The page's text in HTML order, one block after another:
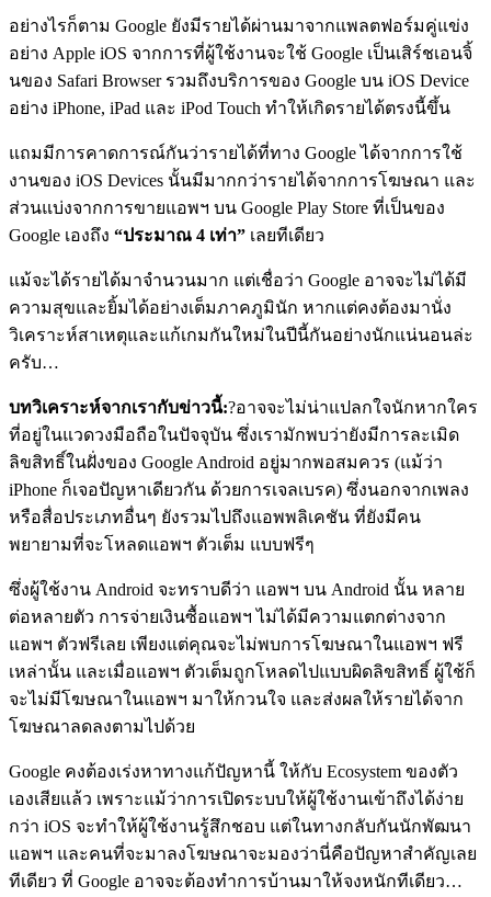
อย่างไรก็ตาม Google ยังมีรายได้ผ่านมาจากแพลตฟอร์มคู่แข่ง
อย่าง Apple iOS จากการที่ผู้ใช้งานจะใช้ Google เป็นเสิร์ชเอนจิ้
นของ Safari Browser รวมถึงบริการของ Google บน iOS Device
อย่าง iPhone, iPad และ iPod Touch ทำให้เกิดรายได้ตรงนี้ขึ้น
แถมมีการคาดการณ์กันว่ารายได้ที่ทาง Google ได้จากการใช้
งานของ iOS Devices นั้นมีมากกว่ารายได้จากการโฆษณา และ
ส่วนแบ่งจากการขายแอพฯ บน Google Play Store ที่เป็นของ
Google เองถึง “ประมาณ 4 เท่า” เลยทีเดียว
แม้จะได้รายได้มาจำนวนมาก แต่เชื่อว่า Google อาจจะไม่ได้มี
ความสุขและยิ้มได้อย่างเต็มภาคภูมินัก หากแต่คงต้องมานั่ง
วิเคราะห์สาเหตุและแก้เกมกันใหม่ในปีนี้กันอย่างนักแน่นอนล่ะ
ครับ…
บทวิเคราะห์จากเรากับข่าวนี้:?อาจจะไม่น่าแปลกใจนักหากใคร
ที่อยู่ในแวดวงมือถือในปัจจุบัน ซึ่งเรามักพบว่ายังมีการละเมิด
ลิขสิทธิ์ในฝั่งของ Google Android อยู่มากพอสมควร (แม้ว่า
iPhone ก็เจอปัญหาเดียวกัน ด้วยการเจลเบรค) ซึ่งนอกจากเพลง
หรือสื่อประเภทอื่นๆ ยังรวมไปถึงแอพพลิเคชัน ที่ยังมีคน
พยายามที่จะโหลดแอพฯ ตัวเต็ม แบบฟรีๆ
ซึ่งผู้ใช้งาน Android จะทราบดีว่า แอพฯ บน Android นั้น หลาย
ต่อหลายตัว การจ่ายเงินซื้อแอพฯ ไม่ได้มีความแตกต่างจาก
แอพฯ ตัวฟรีเลย เพียงแต่คุณจะไม่พบการโฆษณาในแอพฯ ฟรี
เหล่านั้น และเมื่อแอพฯ ตัวเต็มถูกโหลดไปแบบผิดลิขสิทธิ์ ผู้ใช้ก็
จะไม่มีโฆษณาในแอพฯ มาให้กวนใจ และส่งผลให้รายได้จาก
โฆษณาลดลงตามไปด้วย
Google คงต้องเร่งหาทางแก้ปัญหานี้ ให้กับ Ecosystem ของตัว
เองเสียแล้ว เพราะแม้ว่าการเปิดระบบให้ผู้ใช้งานเข้าถึงได้ง่าย
กว่า iOS จะทำให้ผู้ใช้งานรู้สึกชอบ แต่ในทางกลับกันนักพัฒนา
แอพฯ และคนที่จะมาลงโฆษณาจะมองว่านี่คือปัญหาสำคัญเลย
ทีเดียว ที่ Google อาจจะต้องทำการบ้านมาให้จงหนักทีเดียว…